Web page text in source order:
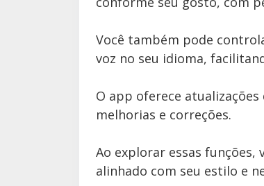
Você também pode
voz no seu idioma,
O app oferece
melhorias e correções.
Ao explorar essas
alinhado com seu estilo e